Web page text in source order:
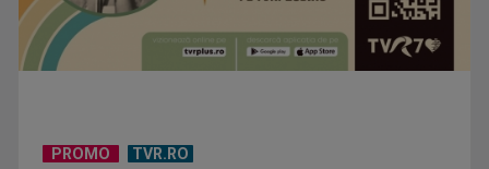
PROMO TVR.RO